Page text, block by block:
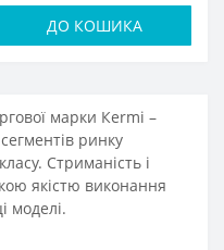
ДО КОШИКА
марки Кermi –
ринку
Стриманість і
якістю виконання
моделі.